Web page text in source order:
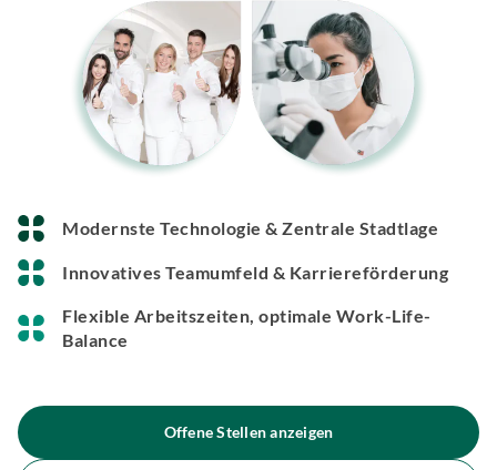
Modernste Technologie & Zentrale Stadtlage
Innovatives Teamumfeld & Karriereförderung
Flexible Arbeitszeiten, optimale Work-Life-
Balance
Offene Stellen anzeigen